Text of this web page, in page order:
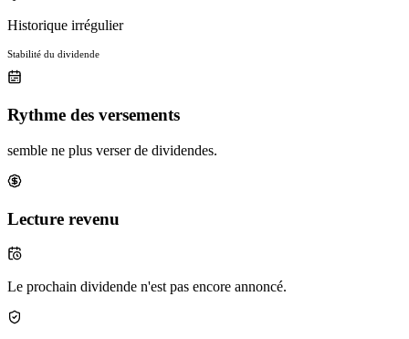
Historique irrégulier
Stabilité du dividende
Rythme des versements
semble ne plus verser de dividendes.
Lecture revenu
Le prochain dividende n'est pas encore annoncé.